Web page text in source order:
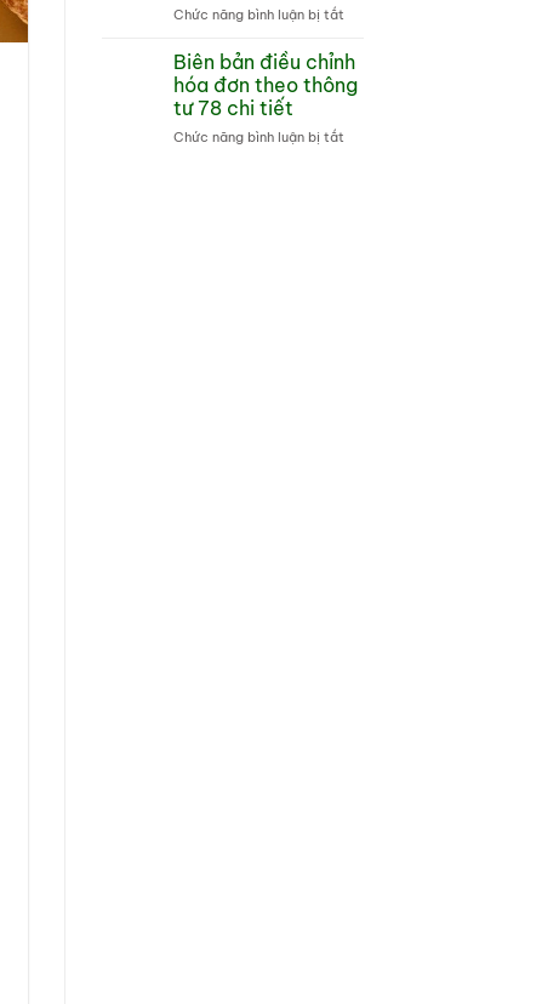
hiệu
công
và
các
lưu
kế
Chức năng bình luận bị tắtở
bản
chỉnh
chỉ
Biên bản điều chỉnh
hóa đơn theo thông
tư 78 chi tiết
Chức năng bình luận bị tắtở